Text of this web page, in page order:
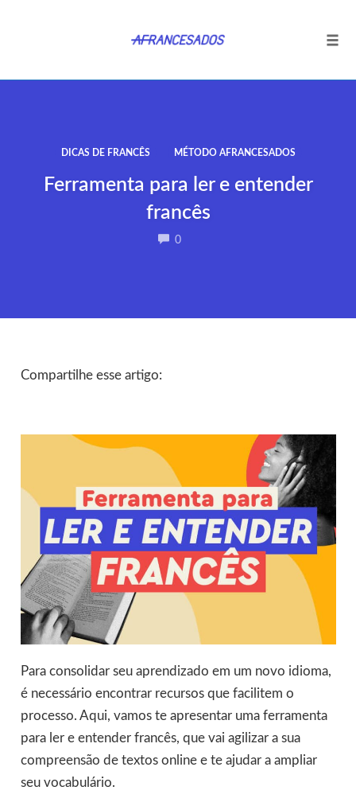
DICAS DE FRANCÊS MÉTODO AFRANCESADOS
Ferramenta para ler e entender
francês
0COMMENTS
Compartilhe esse artigo:
Para consolidar seu aprendizado em um novo idioma,
é necessário encontrar recursos que facilitem o
processo. Aqui, vamos te apresentar uma ferramenta
para ler e entender francês, que vai agilizar a sua
compreensão de textos online e te ajudar a ampliar
seu vocabulário.